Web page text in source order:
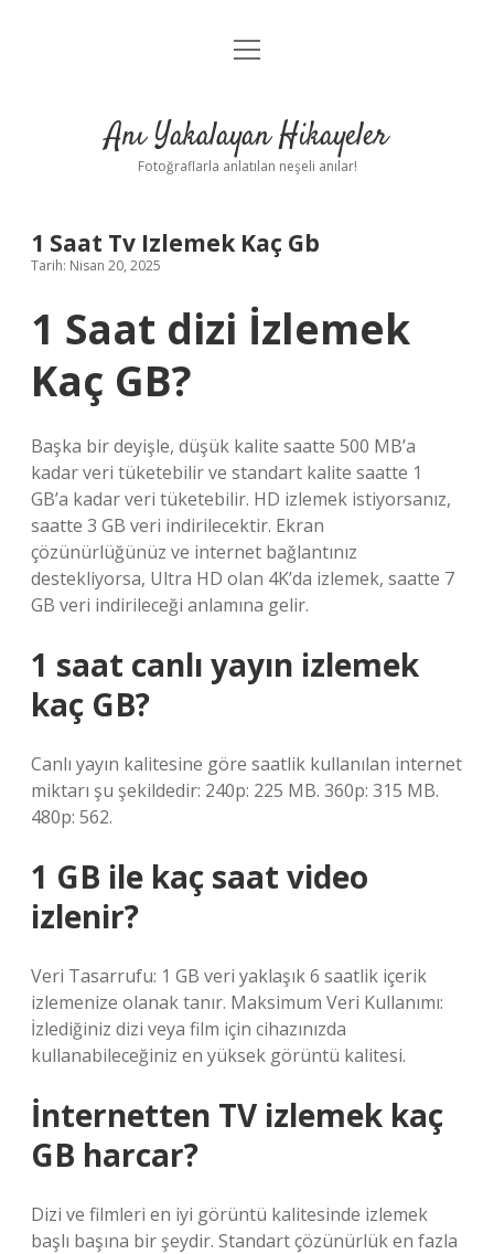
Anasayfa
Yasal Uyarı
menüyü
Anı Yakalayan Hikayeler
Fotoğraflarla anlatılan neşeli anılar!
1 Saat Tv Izlemek Kaç Gb
Tarih: Nisan 20, 2025
1 Saat dizi İzlemek
Kaç GB?
Başka bir deyişle, düşük kalite saatte 500 MB’a
kadar veri tüketebilir ve standart kalite saatte 1
GB’a kadar veri tüketebilir. HD izlemek istiyorsanız,
saatte 3 GB veri indirilecektir. Ekran
çözünürlüğünüz ve internet bağlantınız
destekliyorsa, Ultra HD olan 4K’da izlemek, saatte 7
GB veri indirileceği anlamına gelir.
1 saat canlı yayın izlemek
kaç GB?
Canlı yayın kalitesine göre saatlik kullanılan internet
miktarı şu şekildedir: 240p: 225 MB. 360p: 315 MB.
480p: 562.
1 GB ile kaç saat video
izlenir?
Veri Tasarrufu: 1 GB veri yaklaşık 6 saatlik içerik
izlemenize olanak tanır. Maksimum Veri Kullanımı:
İzlediğiniz dizi veya film için cihazınızda
kullanabileceğiniz en yüksek görüntü kalitesi.
İnternetten TV izlemek kaç
GB harcar?
Dizi ve filmleri en iyi görüntü kalitesinde izlemek
başlı başına bir şeydir. Standart çözünürlük en fazla